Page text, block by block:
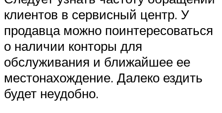
клиентов в сервисный центр. У
продавца можно поинтересоваться
о наличии конторы для
обслуживания и ближайшее ее
местонахождение. Далеко ездить
будет неудобно.